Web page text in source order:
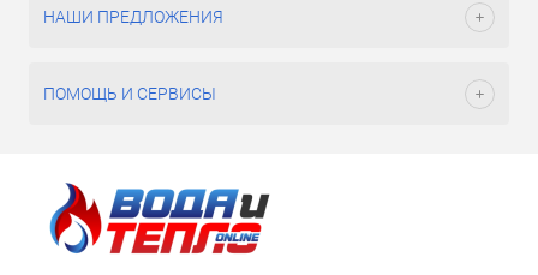
НАШИ ПРЕДЛОЖЕНИЯ
ПОМОЩЬ И СЕРВИСЫ